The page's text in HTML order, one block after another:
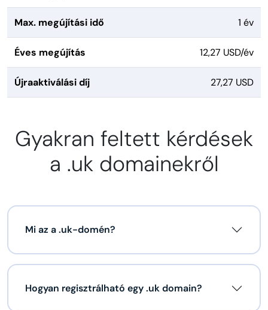
Max. megújítási idő 1 év
Éves megújítás 12,27 USD/év
Újraaktiválási díj 27,27 USD
Gyakran feltett kérdések
a .uk domainekről
Mi az a .uk-domén?
Hogyan regisztrálható egy .uk domain?